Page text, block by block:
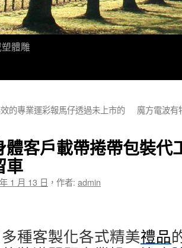
體雕
的專業運彩報馬仔透過未上市的
魔方電波有
體客戶載帶捲帶包裝代
車
1 月 13 日 ， 作者: admin
種客製化各式精美禮品